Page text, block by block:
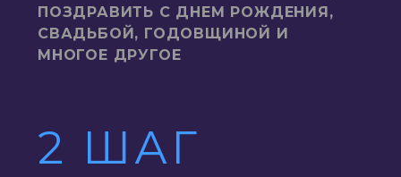
ПОЗДРАВИТЬ С ДНЕМ РОЖДЕНИЯ,
СВАДЬБОЙ, ГОДОВЩИНОЙ И
МНОГОЕ ДРУГОЕ
2 ШАГ